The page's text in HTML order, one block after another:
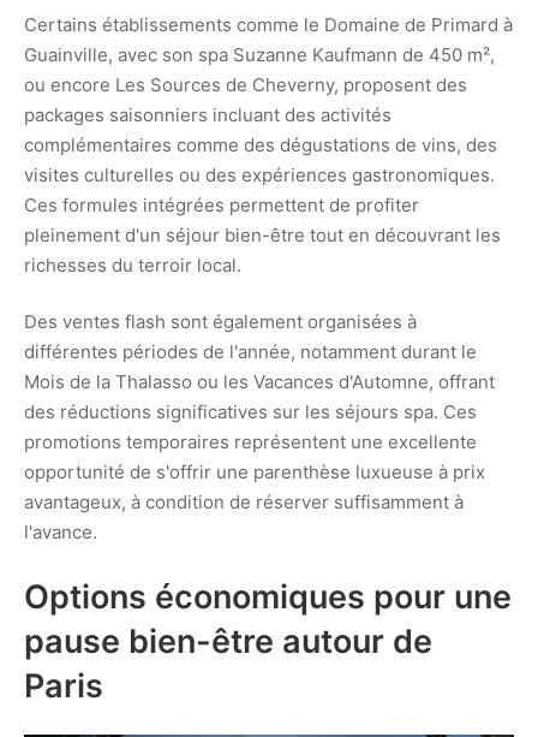
Certains établissements comme le Domaine de Primard à
Guainville, avec son spa Suzanne Kaufmann de 450 m²,
ou encore Les Sources de Cheverny, proposent des
packages saisonniers incluant des activités
complémentaires comme des dégustations de vins, des
visites culturelles ou des expériences gastronomiques.
Ces formules intégrées permettent de profiter
pleinement d'un séjour bien-être tout en découvrant les
richesses du terroir local.
Des ventes flash sont également organisées à
différentes périodes de l'année, notamment durant le
Mois de la Thalasso ou les Vacances d'Automne, offrant
des réductions significatives sur les séjours spa. Ces
promotions temporaires représentent une excellente
opportunité de s'offrir une parenthèse luxueuse à prix
avantageux, à condition de réserver suffisamment à
l'avance.
Options économiques pour une
pause bien-être autour de
Paris